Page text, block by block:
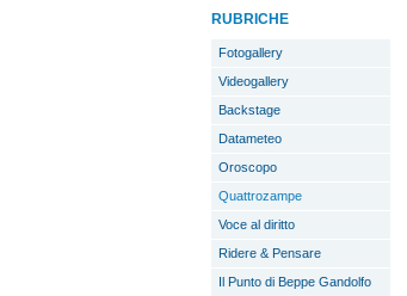
RUBRICHE
Fotogallery
Videogallery
Backstage
Datameteo
Oroscopo
Quattrozampe
Voce al diritto
Ridere & Pensare
Il Punto di Beppe Gandolfo